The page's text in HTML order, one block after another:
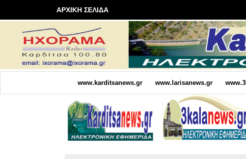
ΑΡΧΙΚΗ ΣΕΛΙΔΑ
www.karditsanews.gr www.larisanews.gr